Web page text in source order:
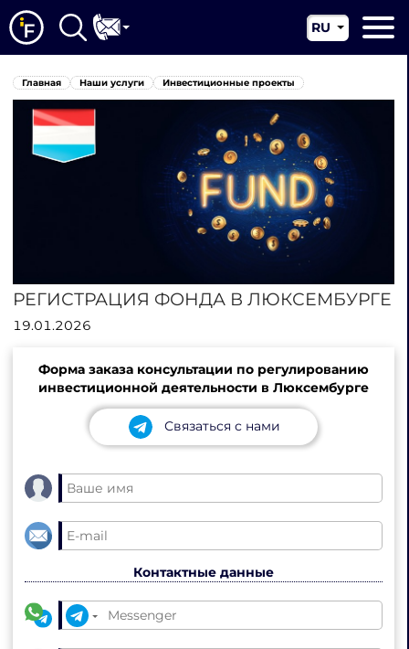
О нас
Наши услуги
Новости
Юрисдикции
Контакты
RU
EN
Главная Наши услуги Инвестиционные проекты
РЕГИСТРАЦИЯ ФОНДА В ЛЮКСЕМБУРГЕ
19.01.2026
Форма заказа консультации по регулированию
инвестиционной деятельности в Люксембурге
Связаться с нами
Контактные данные